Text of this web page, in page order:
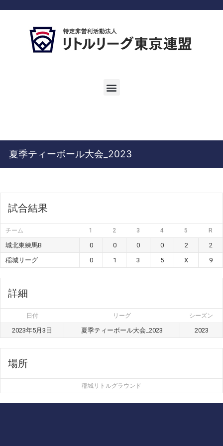
夏季ティーボール大会_2023
試合結果
チーム 1 2 3 4 5 R
城北東練馬B 0 0 0 0 2
2
稲城リーグ
0 1 3 5 X 9
詳細
日付 リーグ シーズン
2023年5月3日 夏季ティーボール大会_2023 2023
場所
稲城リトルグラウンド